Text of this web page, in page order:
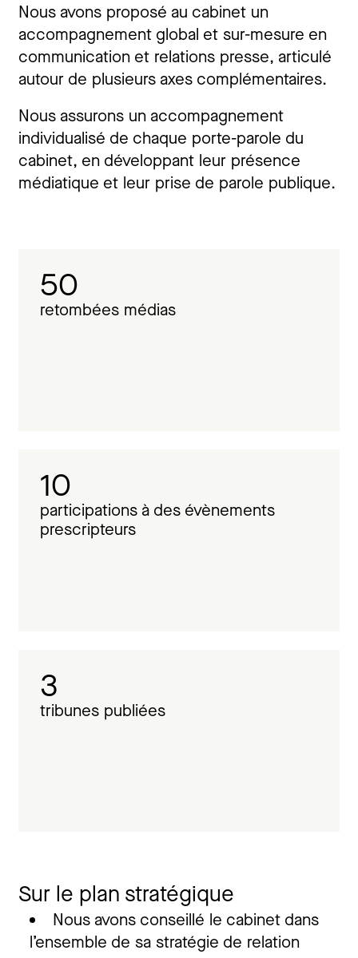
Nous avons proposé au cabinet un
accompagnement global et sur-mesure en
communication et relations presse, articulé
autour de plusieurs axes complémentaires.
Nous assurons un accompagnement
individualisé de chaque porte-parole du
cabinet, en développant leur présence
médiatique et leur prise de parole publique.
50
retombées médias
10
participations à des évènements
prescripteurs
3
tribunes publiées
Sur le plan stratégique
Nous avons conseillé le cabinet dans
l’ensemble de sa stratégie de relation